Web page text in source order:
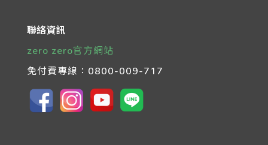
聯絡資訊
zero zero官方網站
免付費專線： 0800-009-717